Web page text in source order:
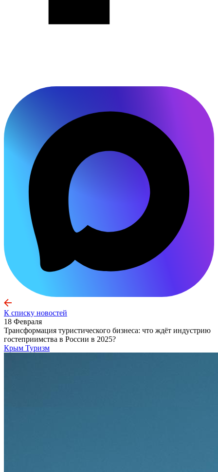
К списку новостей
18 Февраля
Трансформация туристического бизнеса: что ждёт индустрию
гостеприимства в России в 2025?
Крым Туризм